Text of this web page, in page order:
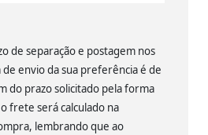
de separação e postagem nos
envio da sua preferência é de
do prazo solicitado pela forma
frete será calculado na
lembrando que ao